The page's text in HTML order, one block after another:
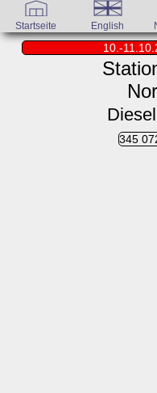
Startseite English
10.-
345